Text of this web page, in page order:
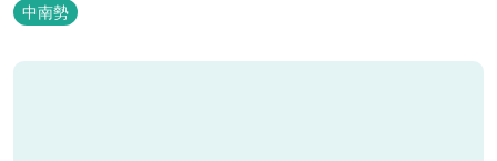
中南勢